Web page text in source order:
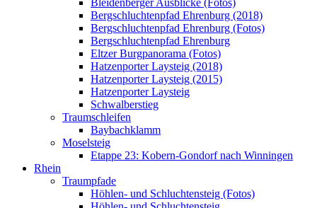
Bleidenberger Ausblicke (Fotos)
Bergschluchtenpfad Ehrenburg (2018)
Bergschluchtenpfad Ehrenburg (Fotos)
Bergschluchtenpfad Ehrenburg
Eltzer Burgpanorama (Fotos)
Hatzenporter Laysteig (2018)
Hatzenporter Laysteig (2015)
Hatzenporter Laysteig
Schwalberstieg
Traumschleifen
Baybachklamm
Moselsteig
Etappe 23: Kobern-Gondorf nach Winningen
Rhein
Traumpfade
Höhlen- und Schluchtensteig (Fotos)